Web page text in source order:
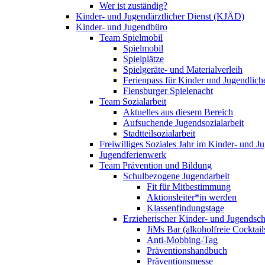
Wer ist zuständig?
Kinder- und Jugendärztlicher Dienst (KJÄD)
Kinder- und Jugendbüro
Team Spielmobil
Spielmobil
Spielplätze
Spielgeräte- und Materialverleih
Ferienpass für Kinder und
Flensburger Spielenacht
Team Sozialarbeit
Aktuelles aus diesem Bereich
Aufsuchende Jugendsozialarbeit
Stadtteilsozialarbeit
Freiwilliges Soziales Jahr im Kinder- und
Jugendferienwerk
Team Prävention und Bildung
Schulbezogene Jugendarbeit
Fit für Mitbestimmung
Aktionsleiter*in werden
Klassenfindungstage
Erzieherischer Kinder- und
JiMs Bar (alkoholfreie
Anti-Mobbing-Tag
Präventionshandbuch
Präventionsmesse